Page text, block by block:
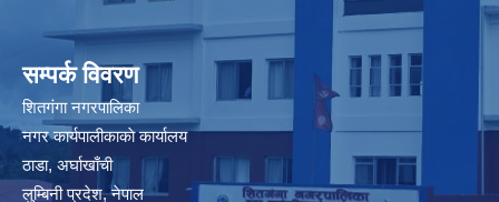
सम्पर्क विवरण
शितगंगा नगरपालिका
नगर कार्यपालीकाकाे कार्यालय
ठाडा, अर्घाखाँची
लुम्बिनी प्रदेश, नेपाल